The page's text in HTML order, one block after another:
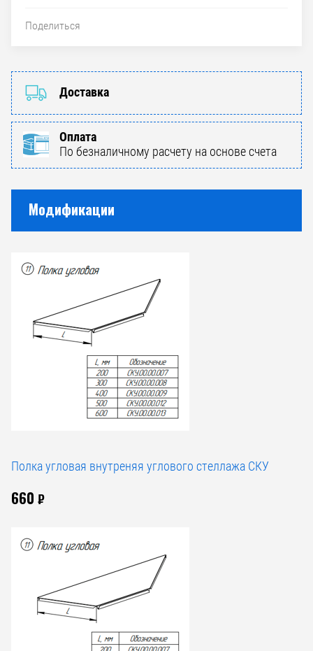
Поделиться
Доставка
Оплата
По безналичному расчету на основе счета
Модификации
Полка угловая внутреняя углового стеллажа СКУ
660 ₽